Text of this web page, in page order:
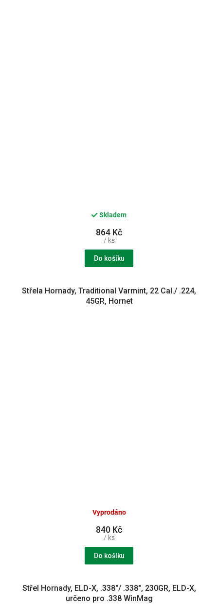
Skladem
864 Kč
/ ks
Do košíku
Střela Hornady, Traditional Varmint, 22 Cal./ .224,
45GR, Hornet
Vyprodáno
840 Kč
/ ks
Do košíku
Střel Hornady, ELD-X, .338"/ .338", 230GR, ELD-X,
určeno pro .338 WinMag